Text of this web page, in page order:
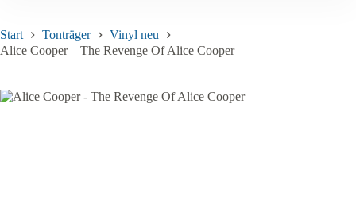
Start Tonträger
Vinyl neu
Alice Cooper – The Revenge Of Alice Cooper